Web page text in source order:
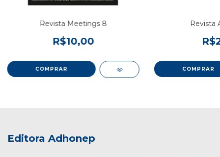
Revista Meetings 8
R$10,00
Revista
Editora Adhonep